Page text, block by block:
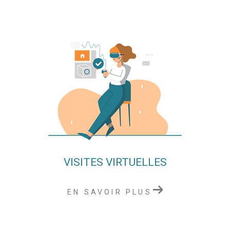
VISITES VIRTUELLES
EN SAVOIR PLUS